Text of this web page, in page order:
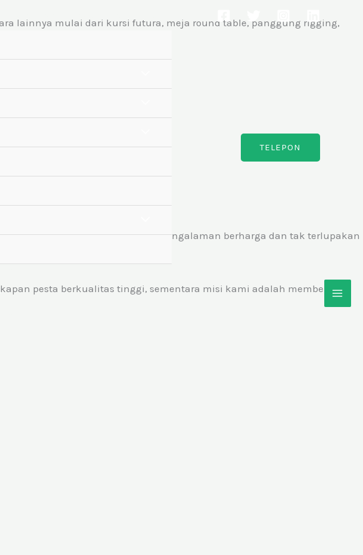
TELEPON
lainnya mulai dari kursi futura, meja round table, panggung rigging,
untuk menciptakan pengalaman berharga dan tak terlupakan
pesta berkualitas tinggi, sementara misi kami adalah memberikan